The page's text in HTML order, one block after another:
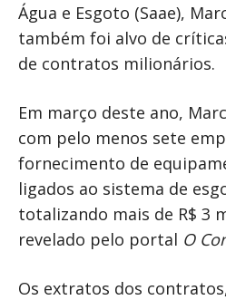
Água e Esgoto (Saae),
também foi alvo de
de contratos milionários.
Em março deste ano,
com pelo menos sete
fornecimento de
ligados ao sistema de
totalizando mais de R$ 3
revelado pelo portal O
Os extratos dos